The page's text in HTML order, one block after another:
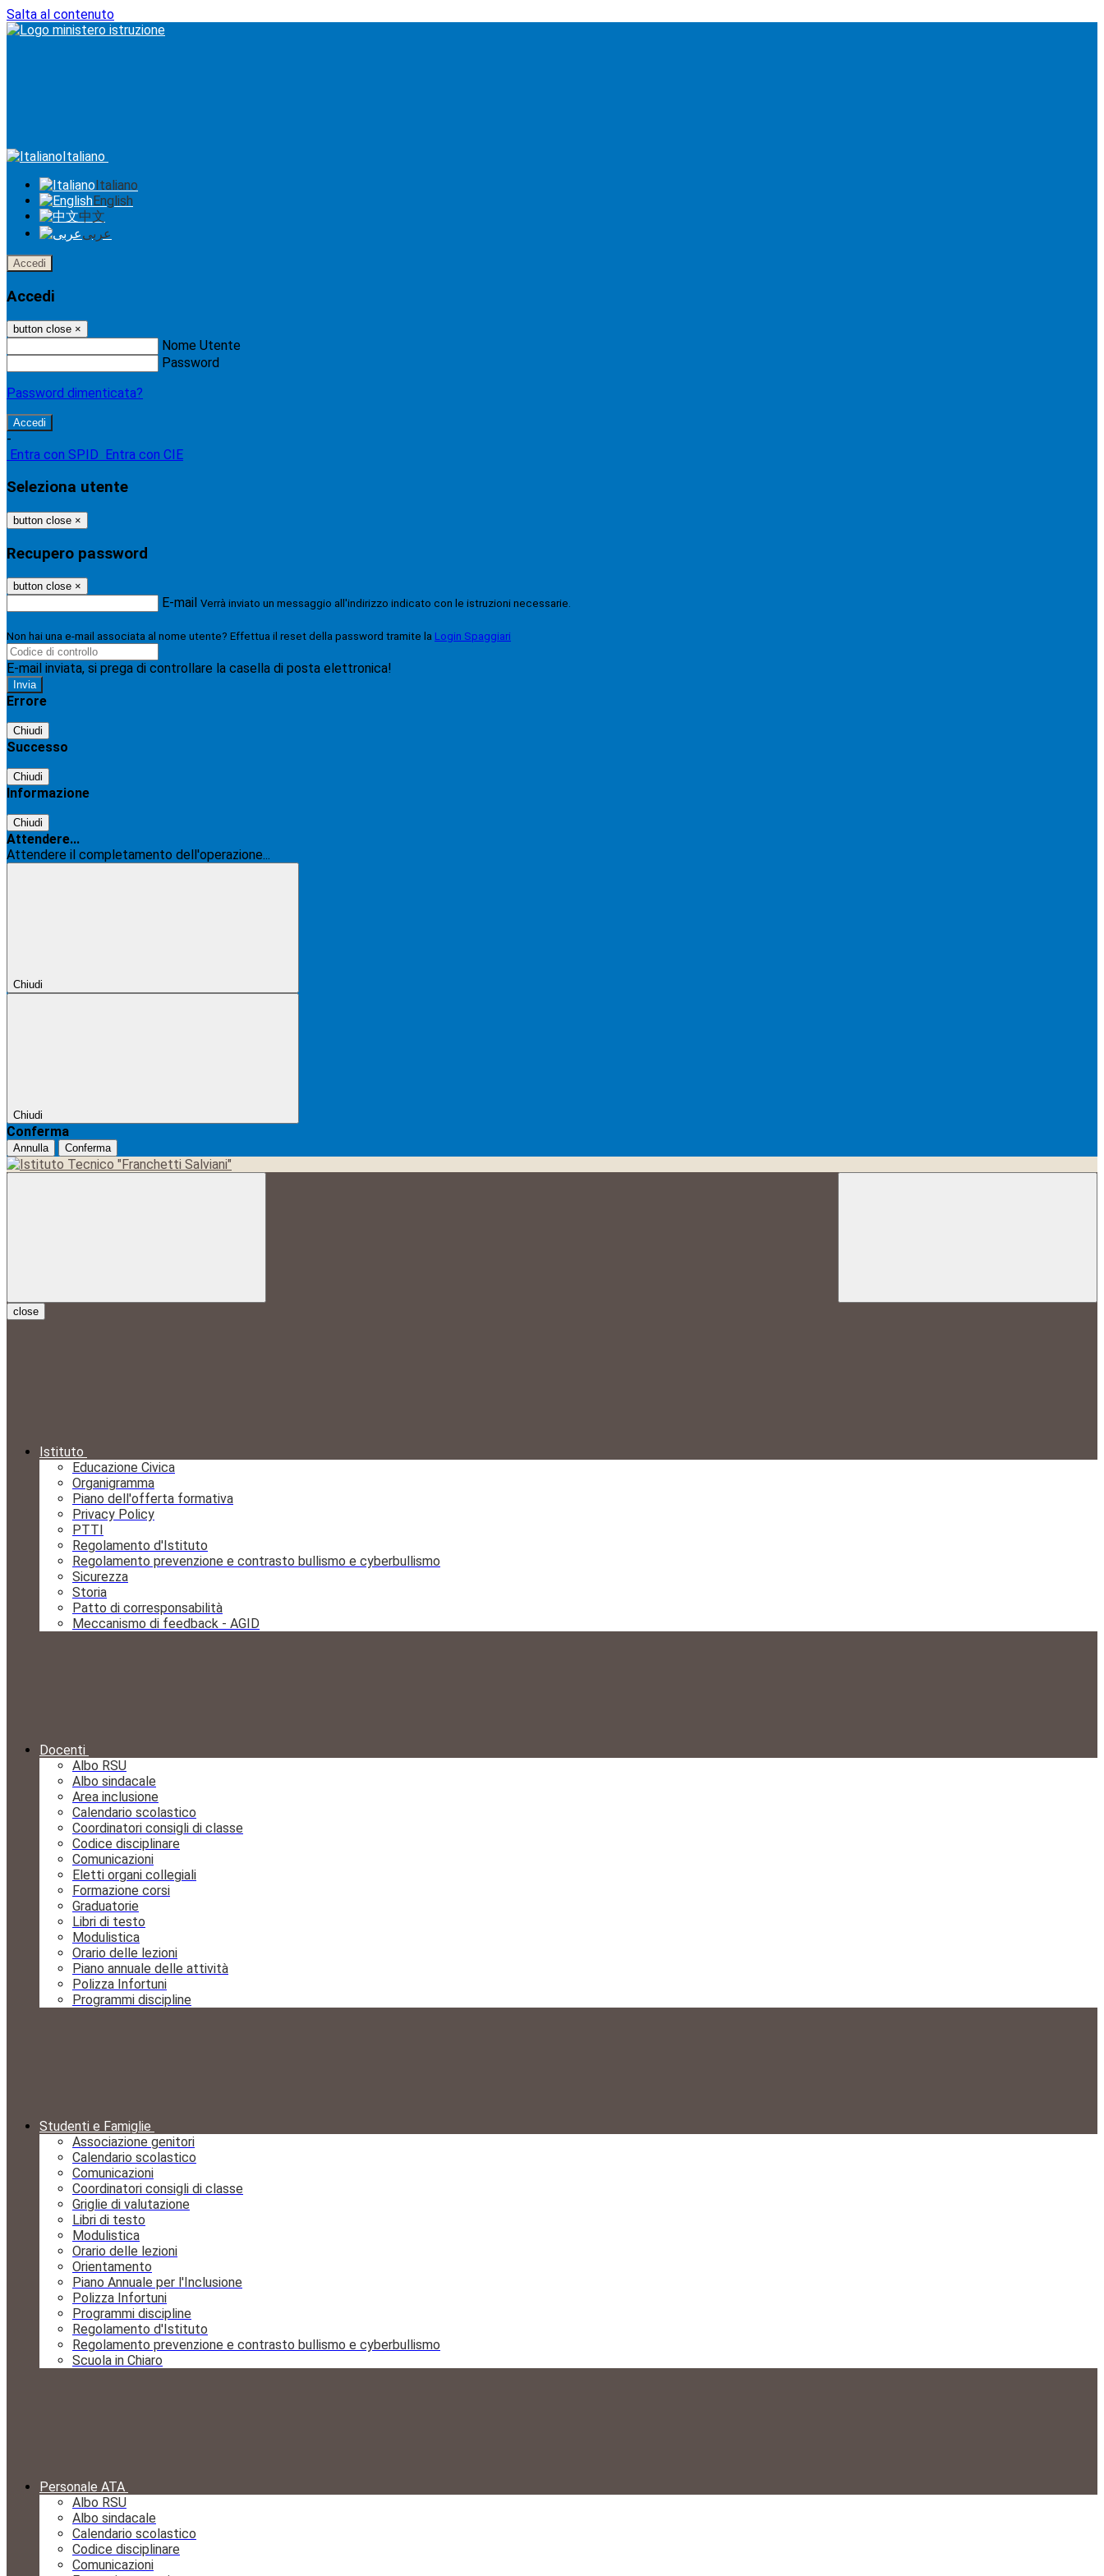
Salta al contenuto
Italiano
Italiano
English
中文
عربى
Accedi
Accedi
button close ×
Nome Utente
Password
Password dimenticata?
-
Entra con SPID
Entra con CIE
Seleziona utente
button close ×
Recupero password
button close ×
E-mail Verrà inviato un messaggio all'indirizzo indicato con le istruzioni necessarie.
Non hai una e-mail associata al nome utente? Effettua il reset della password tramite la Login Spaggiari
E-mail inviata, si prega di controllare la casella di posta elettronica!
Errore
Chiudi
Successo
Chiudi
Informazione
Chiudi
Attendere...
Attendere il completamento dell'operazione...
Chiudi
Chiudi
Conferma
Annulla Conferma
close
Istituto
Educazione Civica
Organigramma
Piano dell'offerta formativa
Privacy Policy
PTTI
Regolamento d'Istituto
Regolamento prevenzione e contrasto bullismo e cyberbullismo
Sicurezza
Storia
Patto di corresponsabilità
Meccanismo di feedback - AGID
Docenti
Albo RSU
Albo sindacale
Area inclusione
Calendario scolastico
Coordinatori consigli di classe
Codice disciplinare
Comunicazioni
Eletti organi collegiali
Formazione corsi
Graduatorie
Libri di testo
Modulistica
Orario delle lezioni
Piano annuale delle attività
Polizza Infortuni
Programmi discipline
Studenti e Famiglie
Associazione genitori
Calendario scolastico
Comunicazioni
Coordinatori consigli di classe
Griglie di valutazione
Libri di testo
Modulistica
Orario delle lezioni
Orientamento
Piano Annuale per l'Inclusione
Polizza Infortuni
Programmi discipline
Regolamento d'Istituto
Regolamento prevenzione e contrasto bullismo e cyberbullismo
Scuola in Chiaro
Personale ATA
Albo RSU
Albo sindacale
Calendario scolastico
Codice disciplinare
Comunicazioni